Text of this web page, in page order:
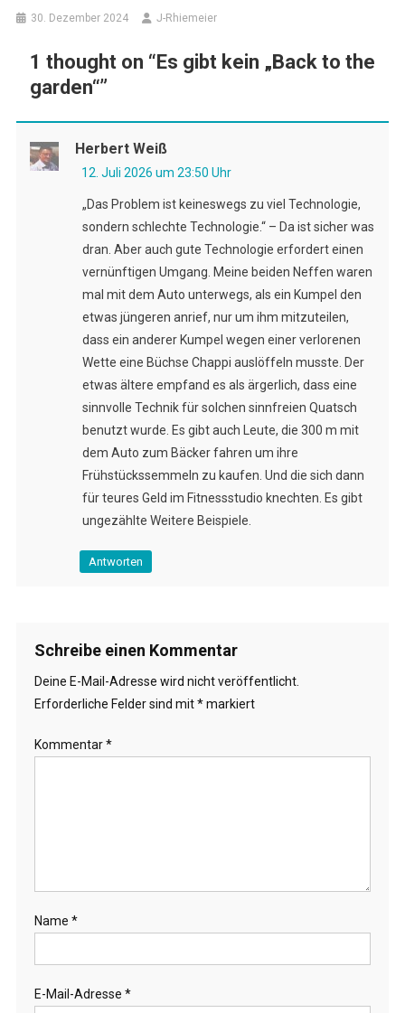
30. Dezember 2024 J-Rhiemeier
1 thought on “Es gibt kein „Back to the
garden“”
Herbert Weiß
12. Juli 2026 um 23:50 Uhr
„Das Problem ist keineswegs zu viel Technologie,
sondern schlechte Technologie.“ – Da ist sicher was
dran. Aber auch gute Technologie erfordert einen
vernünftigen Umgang. Meine beiden Neffen waren
mal mit dem Auto unterwegs, als ein Kumpel den
etwas jüngeren anrief, nur um ihm mitzuteilen,
dass ein anderer Kumpel wegen einer verlorenen
Wette eine Büchse Chappi auslöffeln musste. Der
etwas ältere empfand es als ärgerlich, dass eine
sinnvolle Technik für solchen sinnfreien Quatsch
benutzt wurde. Es gibt auch Leute, die 300 m mit
dem Auto zum Bäcker fahren um ihre
Frühstückssemmeln zu kaufen. Und die sich dann
für teures Geld im Fitnessstudio knechten. Es gibt
ungezählte Weitere Beispiele.
Antworten
Schreibe einen Kommentar
Deine E-Mail-Adresse wird nicht veröffentlicht.
Erforderliche Felder sind mit*markiert
Kommentar*
Name *
E-Mail-Adresse *